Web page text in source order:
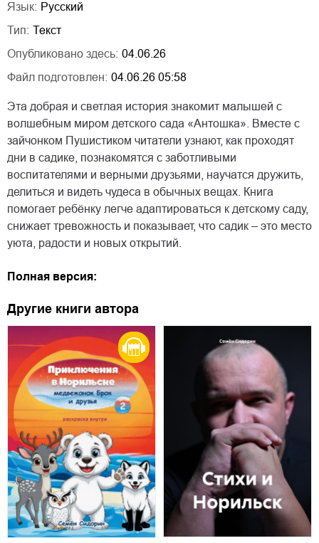
Язык: Русский
Тип: Текст
Опубликовано здесь: 04.06.26
Файл подготовлен: 04.06.26 05:58
Эта добрая и светлая история знакомит малышей с
волшебным миром детского сада «Антошка». Вместе с
зайчонком Пушистиком читатели узнают, как проходят
дни в садике, познакомятся с заботливыми
воспитателями и верными друзьями, научатся дружить,
делиться и видеть чудеса в обычных вещах. Книга
помогает ребёнку легче адаптироваться к детскому саду,
снижает тревожность и показывает, что садик – это место
уюта, радости и новых открытий.
Полная версия:
Другие книги автора